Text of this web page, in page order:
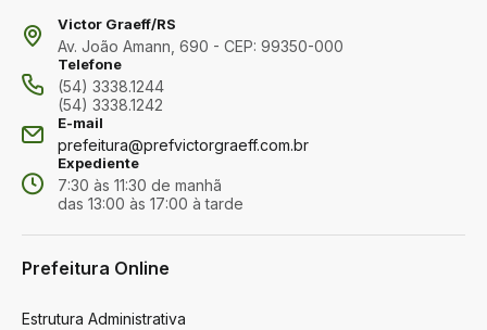
Victor Graeff/RS
Av. João Amann, 690 - CEP: 99350-000
Telefone
(54) 3338.1244
(54) 3338.1242
E-mail
prefeitura@prefvictorgraeff.com.br
Expediente
7:30 às 11:30 de manhã
das 13:00 às 17:00 à tarde
Prefeitura Online
Estrutura Administrativa